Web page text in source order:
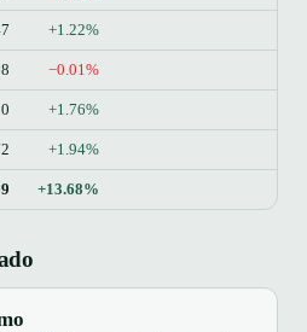
+1.22%
−0.01%
+1.76%
+1.94%
+13.68%